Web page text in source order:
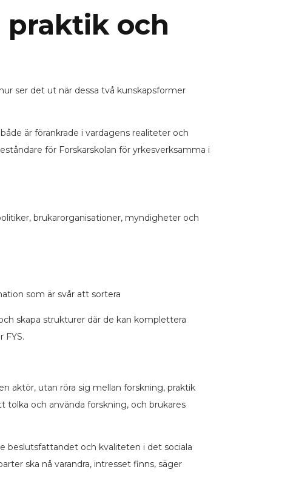
praktik och
ser det ut när dessa två kunskapsformer
är förankrade i vardagens realiteter och
för Forskarskolan för yrkesverksamma i
brukarorganisationer, myndigheter och
som är svår att sortera
skapa strukturer där de kan komplettera
FYS.
aktör, utan röra sig mellan forskning, praktik
tolka och använda forskning, och brukares
beslutsfattandet och kvaliteten i det sociala
ska nå varandra, intresset finns, säger